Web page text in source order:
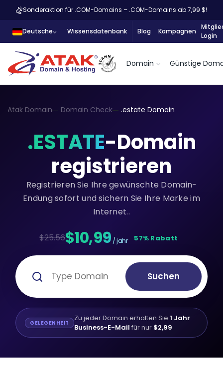
Sonderaktion für .COM-Domains – .COM-Domains ab 7,99 $!
Deutsche Wissensdatenbank Blog Kampagnen
Login
Domain Günstige
Atak Domain Domain Check .estate Domain
.ESTATE-Domain
registrieren
Registrieren Sie Ihre gewünschte Domain-
Endung sofort und sichern Sie Ihre Marke im
Internet..
$25.56$10,99 / jahr 57% Rabatt
Suchen
GELEGENHEIT Zu jeder Domain erhalten Sie 1 Jahr
Business-E-Mail für nur $2,99